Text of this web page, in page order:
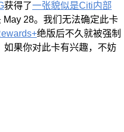
获得了一张貌似是Citi内部
28。我们无法确定此卡
绝版后不久就被强制
果你对此卡有兴趣，不妨